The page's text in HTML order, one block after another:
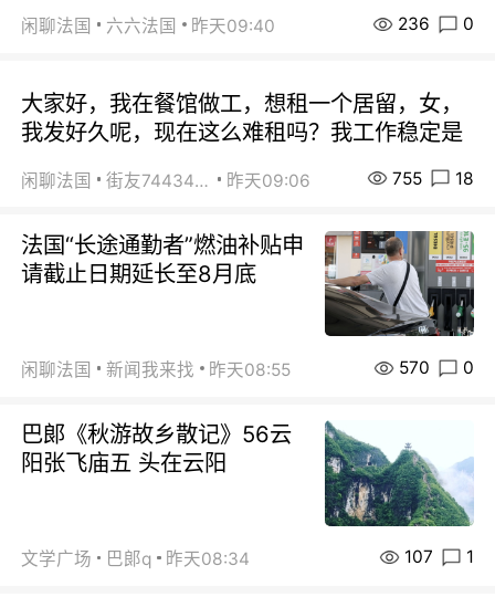
闲聊法国 六六法国 昨天09:40 236 0
大家好，我在餐馆做工，想租一个居留，女，
我发好久呢，现在这么难租吗？我工作稳定是
闲聊法国 街友74434350 昨天09:06 755 18
法国“长途通勤者”燃油补贴申
请截止日期延长至8月底
闲聊法国 新闻我来找 昨天08:55 570 0
巴郞《秋游故乡散记》56云
阳张飞庙五 头在云阳
文学广场 巴郞q 昨天08:34 107 1